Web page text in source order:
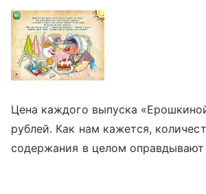
Цена каждого выпуска
рублей. Как нам кажется,
содержания в целом оправдывают